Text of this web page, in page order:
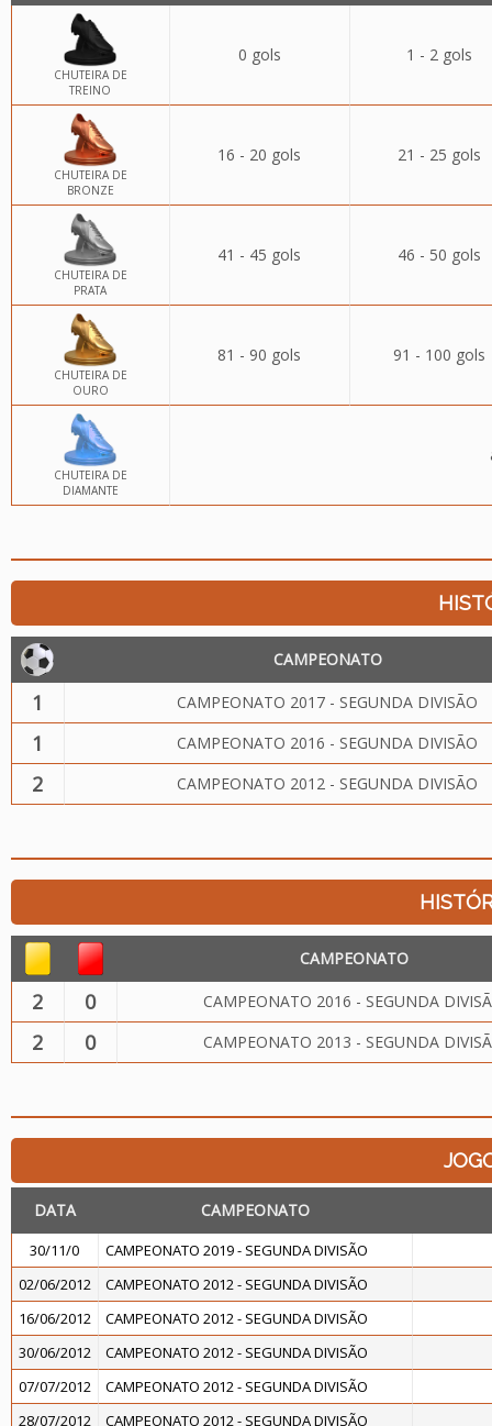
CHUTEIRA DE
TREINO
0 gols 1 - 2 gols
CHUTEIRA DE
BRONZE
16 - 20 gols 21 - 25 gols
CHUTEIRA DE
PRATA
41 - 45 gols 46 - 50 gols
CHUTEIRA DE
OURO
81 - 90 gols 91 - 100 gols
CHUTEIRA DE
DIAMANTE
CAMPEONATO
1 CAMPEONATO 2017 - SEGUNDA DIVISÃO
1 CAMPEONATO 2016 - SEGUNDA DIVISÃO
2 CAMPEONATO 2012 - SEGUNDA DIVISÃO
CAMPEONATO
2 0 CAMPEONATO 2016 - SEGUNDA
2 0 CAMPEONATO 2013 - SEGUNDA
DATA CAMPEONATO
30/11/0
CAMPEONATO 2019 - SEGUNDA DIVISÃO
02/06/2012
CAMPEONATO 2012 - SEGUNDA DIVISÃO
16/06/2012
CAMPEONATO 2012 - SEGUNDA DIVISÃO
30/06/2012
CAMPEONATO 2012 - SEGUNDA DIVISÃO
07/07/2012
CAMPEONATO 2012 - SEGUNDA DIVISÃO
28/07/2012
CAMPEONATO 2012 - SEGUNDA DIVISÃO